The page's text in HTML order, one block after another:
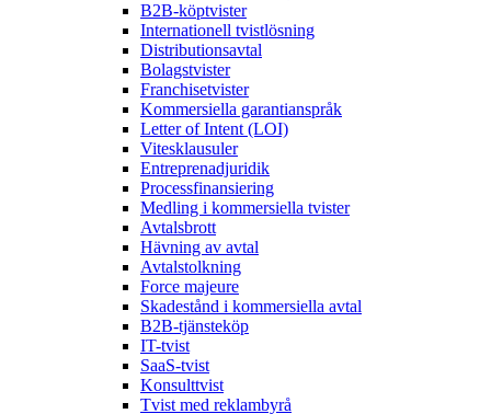
B2B-köptvister
Internationell tvistlösning
Distributionsavtal
Bolagstvister
Franchisetvister
Kommersiella garantianspråk
Letter of Intent (LOI)
Vitesklausuler
Entreprenadjuridik
Processfinansiering
Medling i kommersiella tvister
Avtalsbrott
Hävning av avtal
Avtalstolkning
Force majeure
Skadestånd i kommersiella avtal
B2B-tjänsteköp
IT-tvist
SaaS-tvist
Konsulttvist
Tvist med reklambyrå